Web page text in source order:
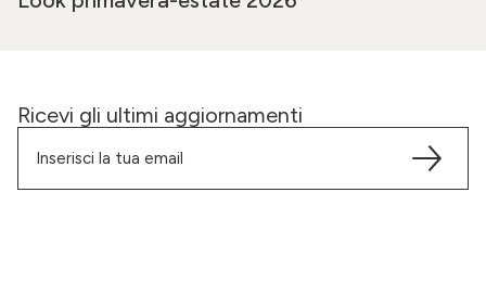
Ricevi gli ultimi aggiornamenti